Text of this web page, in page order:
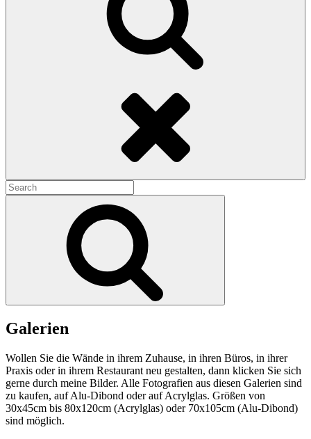
Search
for:
Galerien
Wollen Sie die Wände in ihrem Zuhause, in ihren Büros, in ihrer
Praxis oder in ihrem Restaurant neu gestalten, dann klicken Sie sich
gerne durch meine Bilder. Alle Fotografien aus diesen Galerien sind
zu kaufen, auf Alu-Dibond oder auf Acrylglas. Größen von
30x45cm bis 80x120cm (Acrylglas) oder 70x105cm (Alu-Dibond)
sind möglich.